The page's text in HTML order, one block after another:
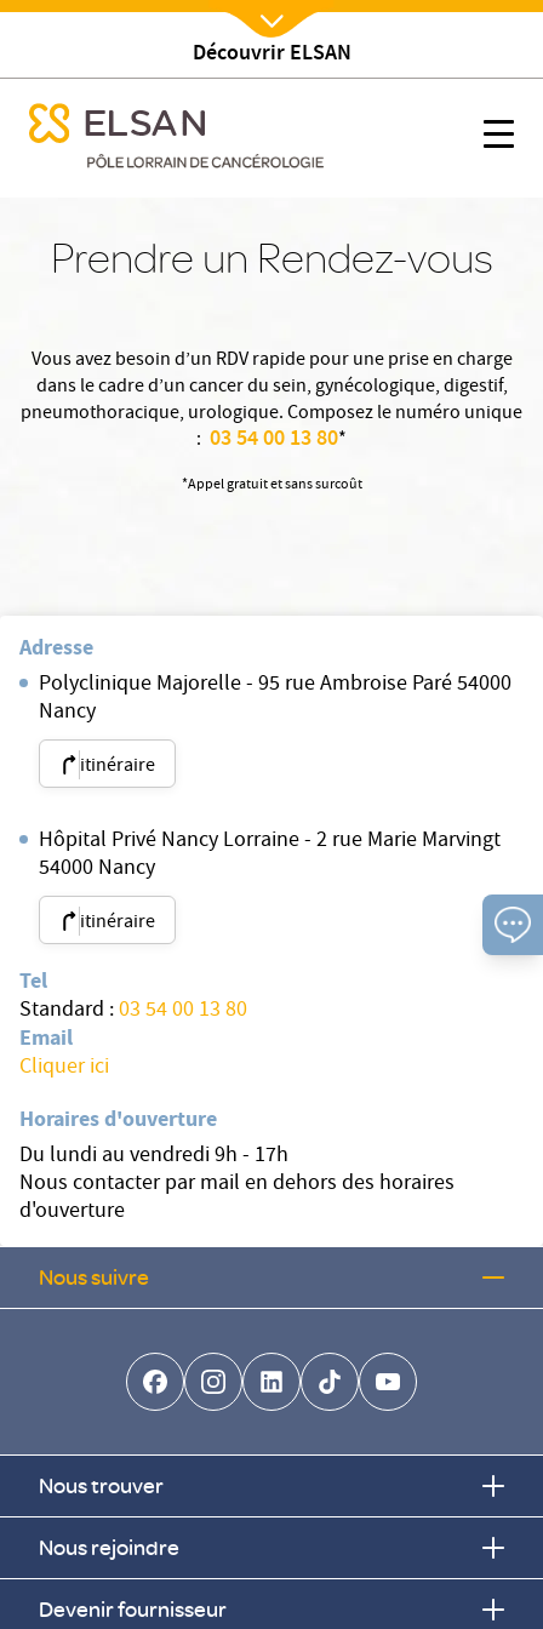
contenu
principal
Découvrir ELSAN
Prendre un rendez-vous
menu mobile
Nx:Afficher menu
menu mobile
Prendre un Rendez-vous
Vous avez besoin d’un RDV rapide pour une prise en charge
dans le cadre d’un cancer du sein, gynécologique, digestif,
pneumothoracique, urologique. Composez le numéro unique
: 03 54 00 13 80*
*Appel gratuit et sans surcoût
Adresse
Polyclinique Majorelle - 95 rue Ambroise Paré 54000
Nancy
itinéraire
Hôpital Privé Nancy Lorraine - 2 rue Marie Marvingt
54000 Nancy
itinéraire
Tel
Standard :03 54 00 13 80
Email
Cliquer ici
Horaires d'ouverture
Du lundi au vendredi 9h - 17h
Nous contacter par mail en dehors des horaires
d'ouverture
Nous suivre
facebook-brands
instagramlinkedin-brands
tiktok-brands
youtube
Nous trouver
Nous rejoindre
Devenir fournisseur